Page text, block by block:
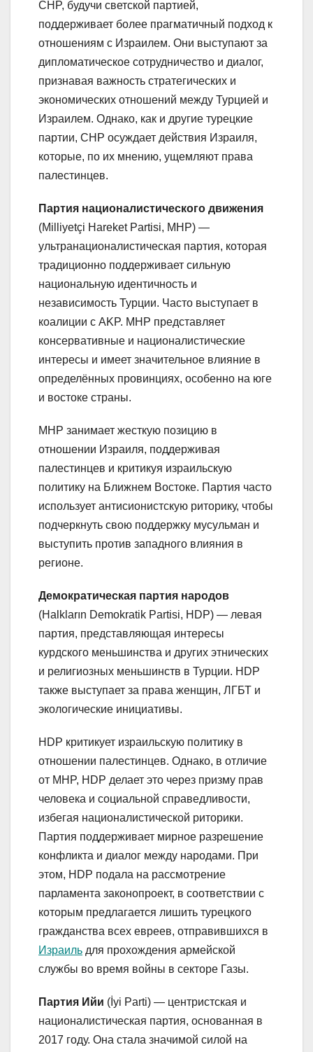
CHP, будучи светской партией,
поддерживает более прагматичный подход к
отношениям с Израилем. Они выступают за
дипломатическое сотрудничество и диалог,
признавая важность стратегических и
экономических отношений между Турцией и
Израилем. Однако, как и другие турецкие
партии, CHP осуждает действия Израиля,
которые, по их мнению, ущемляют права
палестинцев.
Партия националистического движения
(Milliyetçi Hareket Partisi, MHP) —
ультранационалистическая партия, которая
традиционно поддерживает сильную
национальную идентичность и
независимость Турции. Часто выступает в
коалиции с AKP. MHP представляет
консервативные и националистические
интересы и имеет значительное влияние в
определённых провинциях, особенно на юге
и востоке страны.
MHP занимает жесткую позицию в
отношении Израиля, поддерживая
палестинцев и критикуя израильскую
политику на Ближнем Востоке. Партия часто
использует антисионистскую риторику, чтобы
подчеркнуть свою поддержку мусульман и
выступить против западного влияния в
регионе.
Демократическая партия народов
(Halkların Demokratik Partisi, HDP) — левая
партия, представляющая интересы
курдского меньшинства и других этнических
и религиозных меньшинств в Турции. HDP
также выступает за права женщин, ЛГБТ и
экологические инициативы.
HDP критикует израильскую политику в
отношении палестинцев. Однако, в отличие
от MHP, HDP делает это через призму прав
человека и социальной справедливости,
избегая националистической риторики.
Партия поддерживает мирное разрешение
конфликта и диалог между народами. При
этом, HDP подала на рассмотрение
парламента законопроект, в соответствии с
которым предлагается лишить турецкого
гражданства всех евреев, отправившихся в
Израиль для прохождения армейской
службы во время войны в секторе Газы.
Партия Ийи (İyi Parti) — центристская и
националистическая партия, основанная в
2017 году. Она стала значимой силой на